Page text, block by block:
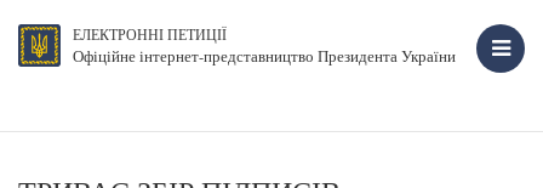
ЕЛЕКТРОННІ ПЕТИЦІЇ
Офіційне інтернет-представництво Президента України